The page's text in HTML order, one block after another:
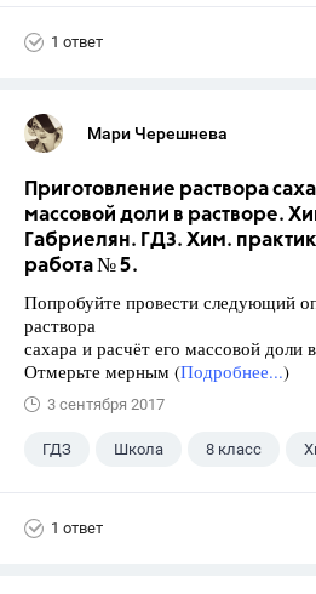
1 ответ
Мари Черешнева
Приготовление раствора
массовой доли в растворе.
Габриелян. ГДЗ. Хим.
работа № 5.
Попробуйте провести следующий
раствора
сахара и расчёт его массовой доли
Отмерьте мерным (Подробнее...)
3 сентября 2017
ГДЗ Школа 8 класс
1 ответ